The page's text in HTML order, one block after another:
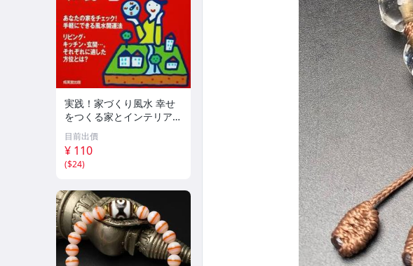
実践！家づくり風水 幸せ
をつくる家とインテリア/
浅野八郎(著者)
目前出價
¥ 110
($24)